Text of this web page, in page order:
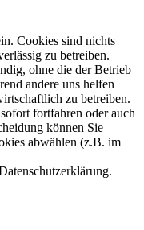
Cookies sind nichts
zu betreiben.
ohne die der Betrieb
andere uns helfen
zu betreiben.
fortfahren oder auch
können Sie
abwählen (z.B. im